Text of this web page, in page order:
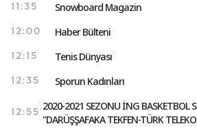
11:35 Snowboard Magazin
12:00 Haber Bülteni
12:15 Tenis Dünyası
12:35 Sporun Kadınları
12:55
2020-2021 SEZONU İNG BASKETBOL
"DARÜŞŞAFAKA TEKFEN-TÜRK